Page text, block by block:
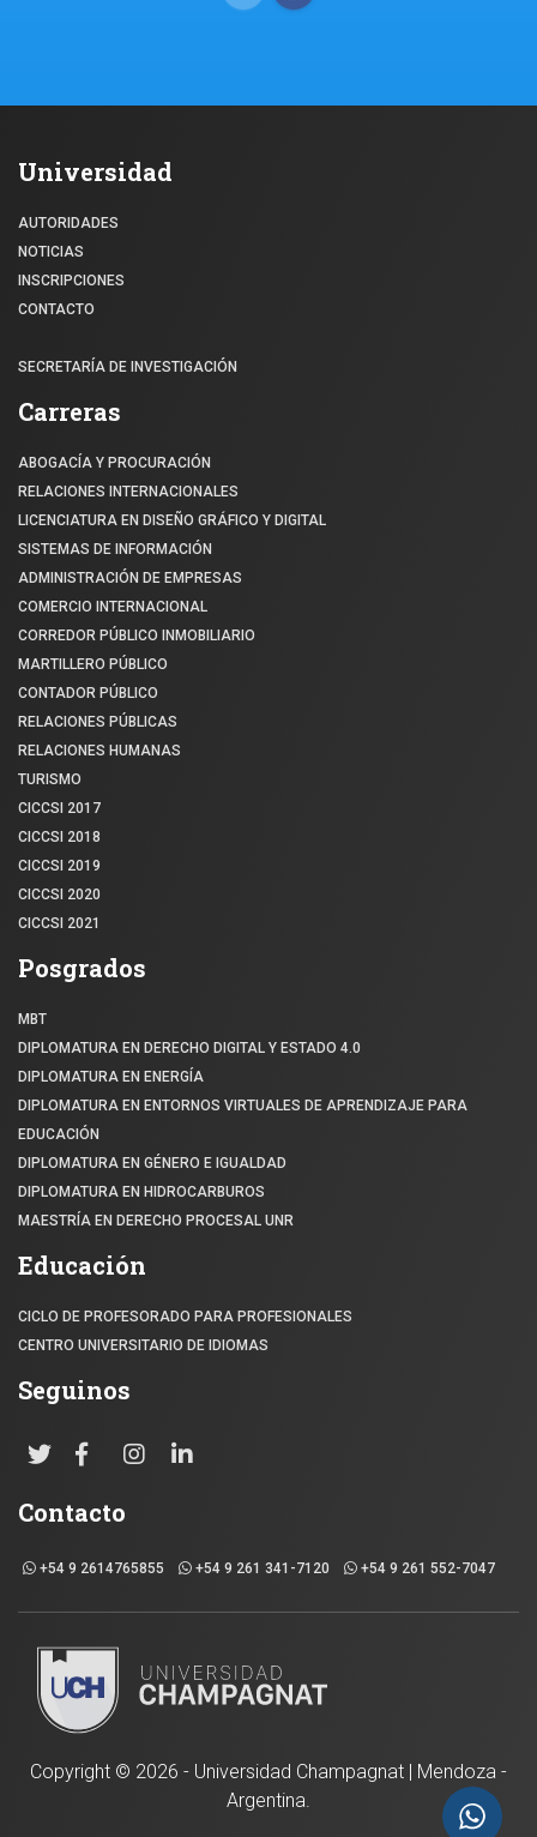
Universidad
AUTORIDADES
NOTICIAS
INSCRIPCIONES
CONTACTO
SECRETARÍA DE INVESTIGACIÓN
Carreras
ABOGACÍA Y PROCURACIÓN
RELACIONES INTERNACIONALES
LICENCIATURA EN DISEÑO GRÁFICO Y DIGITAL
SISTEMAS DE INFORMACIÓN
ADMINISTRACIÓN DE EMPRESAS
COMERCIO INTERNACIONAL
CORREDOR PÚBLICO INMOBILIARIO
MARTILLERO PÚBLICO
CONTADOR PÚBLICO
RELACIONES PÚBLICAS
RELACIONES HUMANAS
TURISMO
CICCSI 2017
CICCSI 2018
CICCSI 2019
CICCSI 2020
CICCSI 2021
Posgrados
MBT
DIPLOMATURA EN DERECHO DIGITAL Y ESTADO 4.0
DIPLOMATURA EN ENERGÍA
DIPLOMATURA EN ENTORNOS VIRTUALES DE APRENDIZAJE PARA
EDUCACIÓN
DIPLOMATURA EN GÉNERO E IGUALDAD
DIPLOMATURA EN HIDROCARBUROS
MAESTRÍA EN DERECHO PROCESAL UNR
Educación
CICLO DE PROFESORADO PARA PROFESIONALES
CENTRO UNIVERSITARIO DE IDIOMAS
Seguinos
Contacto
+54 9 2614765855 +54 9 261 341-7120 +54 9 261 552-7047
Copyright © 2026 - Universidad Champagnat | Mendoza -
Argentina.